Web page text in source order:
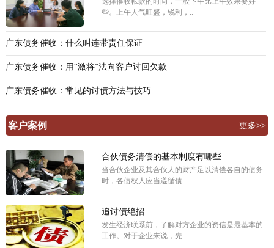
些。上午人气旺盛，锐利，..
广东债务催收：什么叫连带责任保证
广东债务催收：用“激将”法向客户讨回欠款
广东债务催收：常见的讨债方法与技巧
客户案例 更多>>
合伙债务清偿的基本制度有哪些
当合伙企业及其合伙人的财产足以清偿各自的债务
时，各债权人应当遵循债..
追讨债绝招
发生经济联系前，了解对方企业的资信是最基本的
工作。对于企业来说，先..